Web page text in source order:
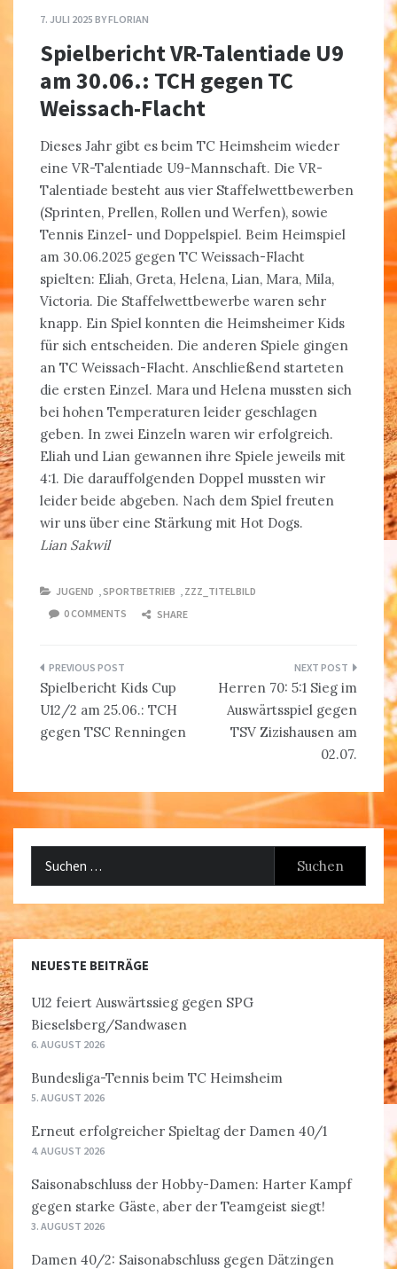
7. JULI 2025 BYFLORIAN
Spielbericht VR-Talentiade U9
am 30.06.: TCH gegen TC
Weissach-Flacht
Dieses Jahr gibt es beim TC Heimsheim wieder
eine VR-Talentiade U9-Mannschaft. Die VR-
Talentiade besteht aus vier Staffelwettbewerben
(Sprinten, Prellen, Rollen und Werfen), sowie
Tennis Einzel- und Doppelspiel. Beim Heimspiel
am 30.06.2025 gegen TC Weissach-Flacht
spielten: Eliah, Greta, Helena, Lian, Mara, Mila,
Victoria. Die Staffelwettbewerbe waren sehr
knapp. Ein Spiel konnten die Heimsheimer Kids
für sich entscheiden. Die anderen Spiele gingen
an TC Weissach-Flacht. Anschließend starteten
die ersten Einzel. Mara und Helena mussten sich
bei hohen Temperaturen leider geschlagen
geben. In zwei Einzeln waren wir erfolgreich.
Eliah und Lian gewannen ihre Spiele jeweils mit
4:1. Die darauffolgenden Doppel mussten wir
leider beide abgeben. Nach dem Spiel freuten
wir uns über eine Stärkung mit Hot Dogs.
Lian Sakwil
JUGEND SPORTBETRIEB
ZZZ_TITELBILD
0 COMMENTS
SHARE
Beitragsnavigation
Spielbericht Kids Cup
U12/2 am 25.06.: TCH
gegen TSC Renningen
Herren 70: 5:1 Sieg im
Auswärtsspiel gegen
TSV Zizishausen am
02.07.
NEUESTE BEITRÄGE
U12 feiert Auswärtssieg gegen SPG
Bieselsberg/Sandwasen
6. AUGUST 2026
Bundesliga-Tennis beim TC Heimsheim
5. AUGUST 2026
Erneut erfolgreicher Spieltag der Damen 40/1
4. AUGUST 2026
Saisonabschluss der Hobby-Damen: Harter Kampf
gegen starke Gäste, aber der Teamgeist siegt!
3. AUGUST 2026
Damen 40/2: Saisonabschluss gegen Dätzingen